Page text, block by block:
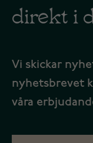
direkt i
Vi skickar
nyhetsbrevet
våra